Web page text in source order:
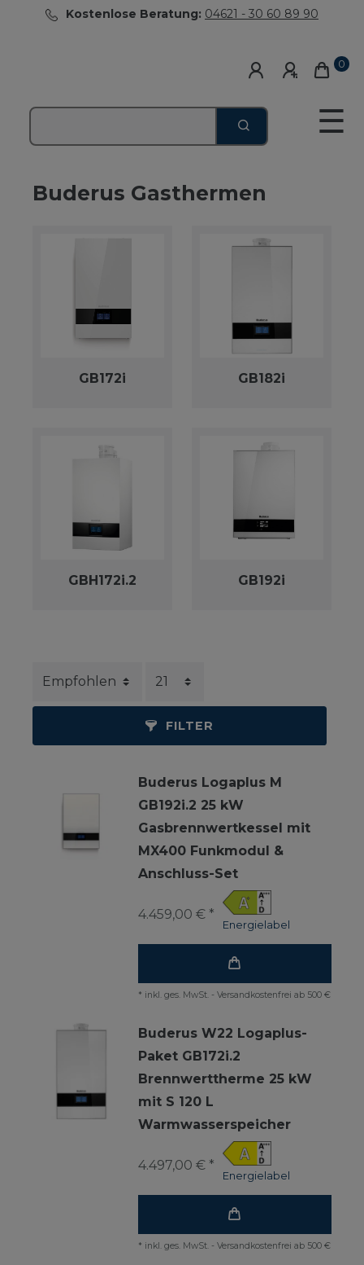
Kostenlose Beratung: 04621 - 30 60 89 90
0
☰
Buderus Gasthermen
GB172i GB182i
GBH172i.2 GB192i
FILTER
Buderus Logaplus M
GB192i.2 25 kW
Gasbrennwertkessel mit
MX400 Funkmodul &
Anschluss-Set
Energielabel
4.459,00 € *
* inkl. ges. MwSt. - Versandkostenfrei ab 500 €
Buderus W22 Logaplus-
Paket GB172i.2
Brennwerttherme 25 kW
mit S 120 L
Warmwasserspeicher
Energielabel
4.497,00 € *
* inkl. ges. MwSt. - Versandkostenfrei ab 500 €